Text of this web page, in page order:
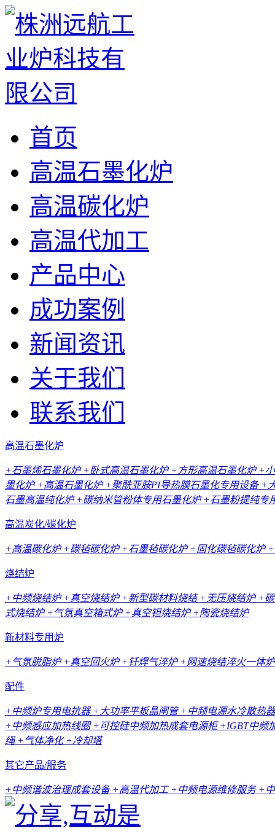
首页
高温石墨化炉
高温碳化炉
高温代加工
产品中心
成功案例
新闻资讯
关于我们
联系我们
高温石墨化炉
+石墨烯石墨化炉+卧式高温石墨化炉+方形高温石墨化炉+
墨化炉+高温石墨化炉+聚酰亚胺PI导热膜石墨化专用设备 +
石墨高温纯化炉+碳纳米管粉体专用石墨化炉+石墨粉提纯专
高温炭化/碳化炉
+高温碳化炉+碳毡碳化炉+石墨毡碳化炉+固化碳毡碳化炉
烧结炉
+中频烧结炉+真空烧结炉+新型碳材料烧结+无压烧结炉+
式烧结炉+气氛真空箱式炉+真空钽烧结炉+陶瓷烧结炉
新材料专用炉
+气氛脱脂炉+真空回火炉+钎焊气淬炉+网速烧结淬火一体炉
配件
+中频炉专用电抗器 +大功率平板晶闸管+中频电源水冷散热
+中频感应加热线圈+可控硅中频加热成套电源柜+IGBT中频
绳 +气体净化+冷却塔
其它产品/服务
+中频谐波治理成套设备 +高温代加工+中频电源维修服务 +